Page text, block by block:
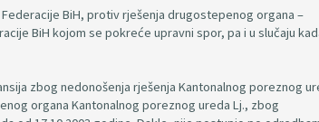
BiH, protiv rješenja drugostepenog organa –
BiH kojom se pokreće upravni spor, pa i u slučaju
zbog nedonošenja rješenja Kantonalnog poreznog
organa Kantonalnog poreznog ureda Lj., zbog